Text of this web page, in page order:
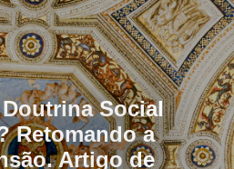
Social
Retomando a
Artigo de